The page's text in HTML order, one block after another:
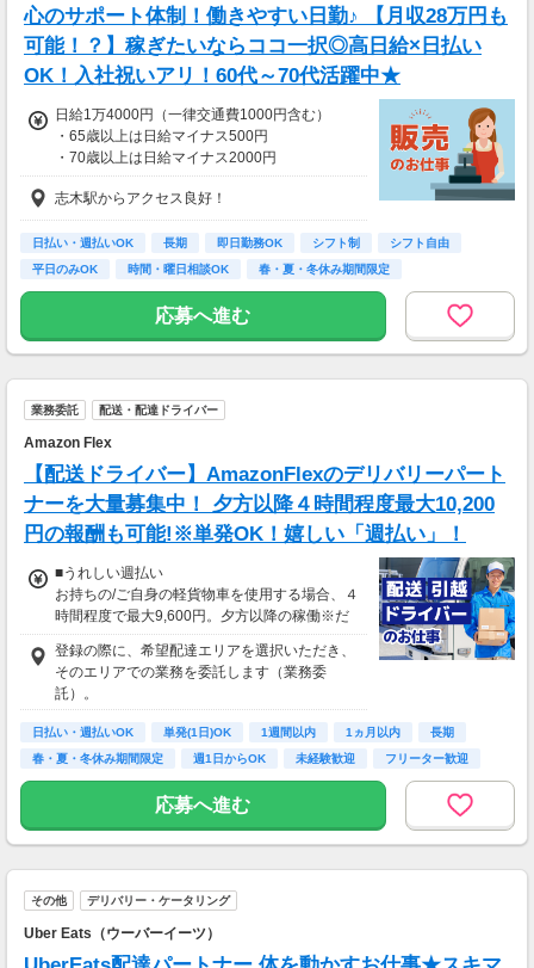
心のサポート体制！働きやすい日勤♪ 【月収28万円も
可能！？】稼ぎたいならココ一択◎高日給×日払い
OK！入社祝いアリ！60代～70代活躍中★
日給1万4000円（一律交通費1000円含む）
・65歳以上は日給マイナス500円
・70歳以上は日給マイナス2000円
＜交通誘導2級以上の資格をお持ちの方＞
日給1万4,000円（交通費一律1,000円を含む）
・65歳以上は日給マイナス500円
・70歳以上は日給マイナス1000円
1勤務につき1000円支給します
■65歳～69歳迄では他の年代と同じ現場でも
70歳以降では低負荷業務や季節により
相談の上短時間勤務をすることもあるため
志木駅からアクセス良好！
日払い・週払いOK 長期 即日勤務OK シフト制
シフト自由
平日のみOK
時間・曜日相談OK
春・夏・冬休み期間限定
副業・ＷワークOK
応募へ進む
業務委託 配送・配達ドライバー
Amazon Flex
【配送ドライバー】AmazonFlexのデリバリーパート
ナーを大量募集中！ 夕方以降４時間程度最大10,200
円の報酬も可能!※単発OK！嬉しい「週払い」！
■うれしい週払い
お持ちの/ご自身の軽貨物車を使用する場合、４
時間程度で最大9,600円。夕方以降の稼働※だ
と４時間程度で最大10,200円の報酬が獲得可
能！給与ではなく、委託業務に応じた報酬をお
支払いする業務委託のお仕事です。うれしい週
払い。
定。地域により異なります
払いますが、可能な場合は、より早く、週払い
で前週稼働分をお支払いします。
登録の際に、希望配達エリアを選択いただき、
そのエリアでの業務を委託します（業務委
登録の際に、希望配達エリアを選択いただき、
そのエリアでの業務を委託します（業務委
託）。
日払い・週払いOK 単発(1日)OK 1週間以内 1ヵ月以内
長期
春・夏・冬休み期間限定
週1日からOK 未経験歓迎 フリーター歓迎
応募へ進む
その他 デリバリー・ケータリング
Uber Eats（ウーバーイーツ）